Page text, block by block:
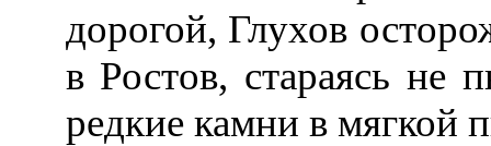
дорогой, Глухов
в Ростов, стараясь не
редкие камни в мягкой